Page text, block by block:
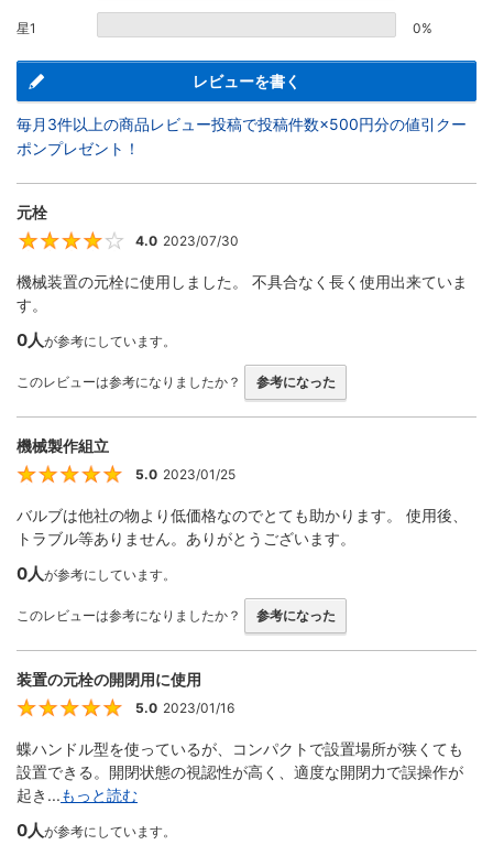
星1 0%
レビューを書く
毎月3件以上の商品レビュー投稿で投稿件数×500円分の値引クー
ポンプレゼント！
元栓
4
4.0 2023/07/30
機械装置の元栓に使用しました。 不具合なく長く使用出来ていま
す。
0人が参考にしています。
このレビューは参考になりましたか？ 参考になった
機械製作組立
5
5.0 2023/01/25
バルブは他社の物より低価格なのでとても助かります。 使用後、
トラブル等ありません。ありがとうございます。
0人が参考にしています。
このレビューは参考になりましたか？ 参考になった
装置の元栓の開閉用に使用
5
5.0 2023/01/16
蝶ハンドル型を使っているが、コンパクトで設置場所が狭くても
設置できる。開閉状態の視認性が高く、適度な開閉力で誤操作が
起き...もっと読む
0人が参考にしています。